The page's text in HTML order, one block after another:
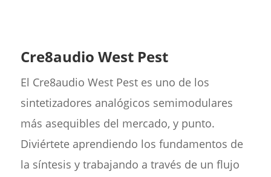
Cre8audio West Pest
El Cre8audio West Pest es uno de los
sintetizadores analógicos semimodulares
más asequibles del mercado, y punto.
Diviértete aprendiendo los fundamentos de
la síntesis y trabajando a través de un flujo